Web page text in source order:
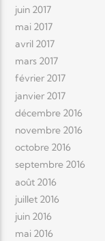
juin 2017
mai 2017
avril 2017
mars 2017
février 2017
janvier 2017
décembre 2016
novembre 2016
octobre 2016
septembre 2016
août 2016
juillet 2016
juin 2016
mai 2016